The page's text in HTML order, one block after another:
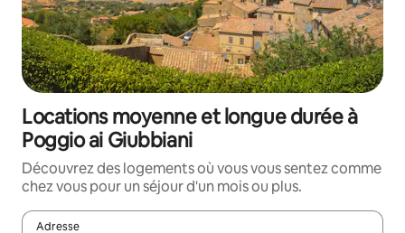
Locations moyenne et longue durée à
Poggio ai Giubbiani
Découvrez des logements où vous vous sentez comme
chez vous pour un séjour d'un mois ou plus.
Adresse